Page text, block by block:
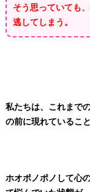
そう思っていても
逃してしまう。
私たちは、これまで
の前に現れているこ
ホオポノポノして心